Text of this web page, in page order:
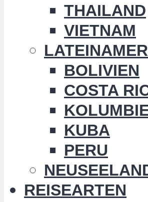
THAILAND
VIETNAM
BOLIVIEN
COSTA
KUBA
PERU
REISEARTEN